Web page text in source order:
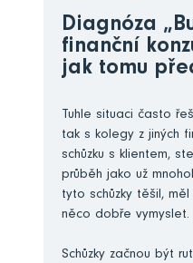
Diagnóza
finanční
jak tomu
Tuhle situaci často
tak s kolegy z jiných
schůzku s klientem,
průběh jako už
tyto schůzky těšil,
něco dobře
Schůzky začnou být